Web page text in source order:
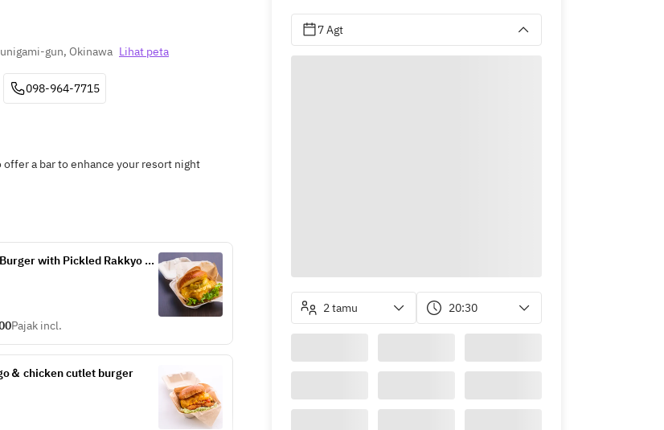
gun, Okinawa Lihat peta
098-964-7715
a bar to enhance your resort night
with Pickled Rakkyo
Pajak incl.
＆ chicken cutlet burger
7 Agt
2 tamu 20:30